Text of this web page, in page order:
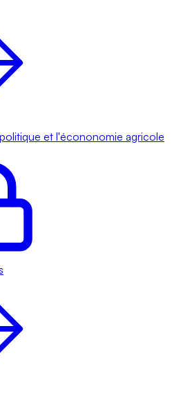
et l'écononomie agricole